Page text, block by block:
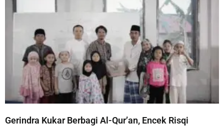
Gerindra Kukar Berbagi Al-Qur’an, Encek Risqi